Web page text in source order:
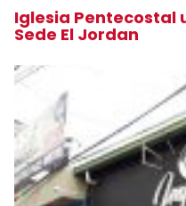
Iglesia Pentecostal
Sede El Jordan